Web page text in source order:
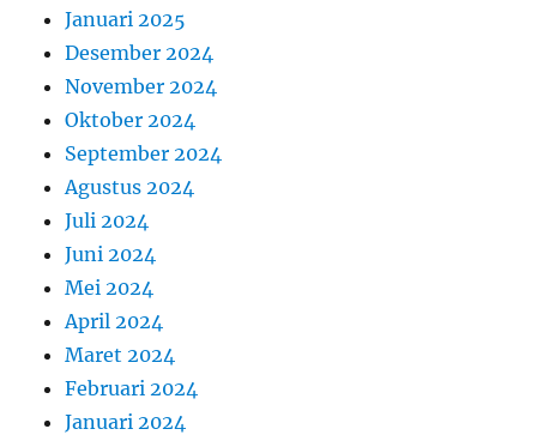
Januari 2025
Desember 2024
November 2024
Oktober 2024
September 2024
Agustus 2024
Juli 2024
Juni 2024
Mei 2024
April 2024
Maret 2024
Februari 2024
Januari 2024